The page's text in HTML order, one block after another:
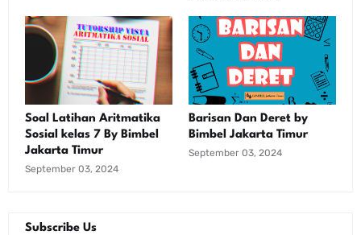
Soal Latihan Aritmatika
Sosial kelas 7 By Bimbel
Jakarta Timur
September 03, 2024
Barisan Dan Deret by
Bimbel Jakarta Timur
September 03, 2024
Subscribe Us